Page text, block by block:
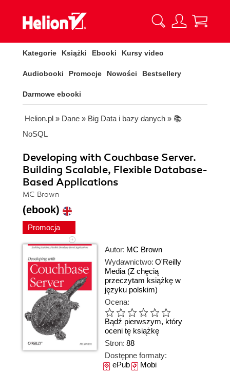
Kategorie Książki Ebooki Kursy video
Audiobooki Promocje Nowości Bestsellery
Darmowe ebooki
Helion.pl » Dane » Big Data i bazy danych » 📚
NoSQL
Developing with Couchbase Server.
Building Scalable, Flexible Database-
Based Applications
MC Brown
(ebook)
Promocja
Autor: MC Brown
Wydawnictwo: O'Reilly
Media (Z chęcią
przeczytam książkę w
języku polskim)
Ocena:
Bądź pierwszym, który
oceni tę książkę
Stron: 88
Dostępne formaty:
ePubMobi